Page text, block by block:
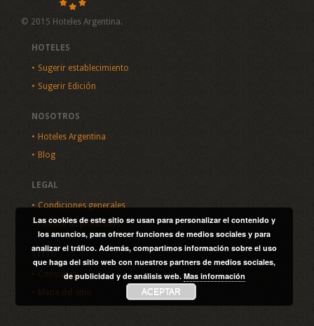
© 2015 Hoteles Argentina.
HOTELES
Sugerir establecimiento
Sugerir Edición
NOSOTROS
Hoteles Argentina
Blog
LEGAL
Condiciones generales
Política de privacidad
SITIO
Consultas
Mapa del sitio
Las cookies de este sitio se usan para personalizar el contenido y
los anuncios, para ofrecer funciones de medios sociales y para
analizar el tráfico. Además, compartimos información sobre el uso
que haga del sitio web con nuestros partners de medios sociales,
de publicidad y de análisis web. Mas información
ACEPTAR